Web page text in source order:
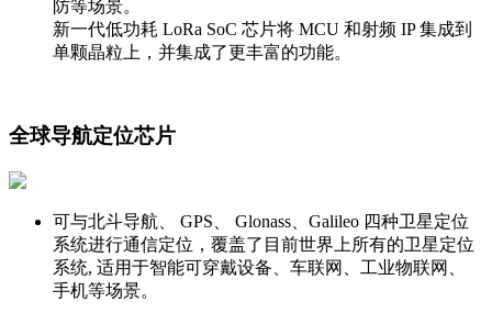
防等场景。
新一代低功耗 LoRa SoC 芯片将 MCU 和射频 IP 集成到
单颗晶粒上，并集成了更丰富的功能。
全球导航定位芯片
可与北斗导航、 GPS、 Glonass、Galileo 四种卫星定位
系统进行通信定位，覆盖了目前世界上所有的卫星定位
系统, 适用于智能可穿戴设备、车联网、工业物联网、
手机等场景。